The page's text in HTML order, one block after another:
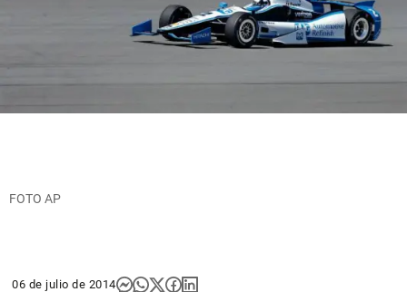
FOTO AP
06 de julio de 2014